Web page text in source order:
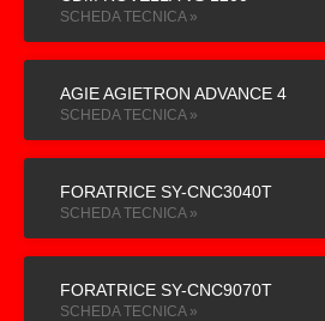
SCHEDA TECNICA »
AGIE AGIETRON ADVANCE 4
SCHEDA TECNICA »
FORATRICE SY-CNC3040T
SCHEDA TECNICA »
FORATRICE SY-CNC9070T
SCHEDA TECNICA »